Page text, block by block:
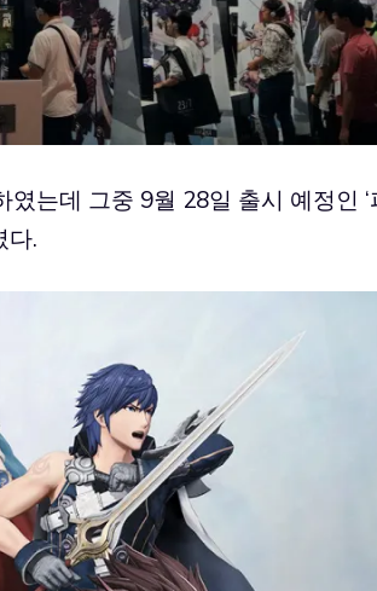
는데 그중 9월 28일 출시 예정인 ‘
다.